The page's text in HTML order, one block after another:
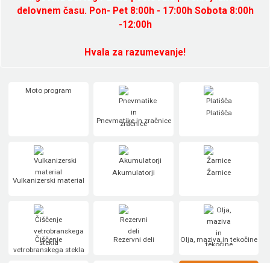
delovnem času. Pon- Pet 8:00h - 17:00h Sobota 8:00h
-12:00h
Hvala za razumevanje!
Moto program
Pnevmatike in zračnice
Platišča
Vulkanizerski material
Akumulatorji Žarnice
Čiščenje
vetrobranskega stekla
Rezervni deli Olja, maziva in tekočine